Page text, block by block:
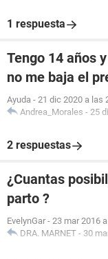
1 respuesta
Tengo 14 años
no me baja el
Ayuda - 21 dic 2020 a las
Andrea_Morales - 25
2 respuestas
¿Cuantas
parto ?
EvelynGar - 23 mar 2016
DRA. MARNET - 30